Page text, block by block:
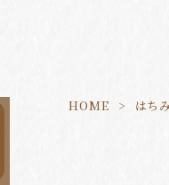
HOME はち